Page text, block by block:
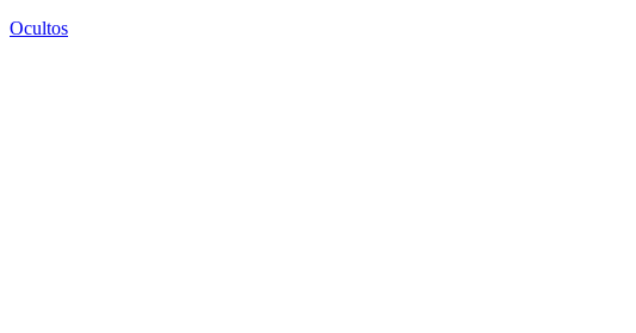
Ocultos